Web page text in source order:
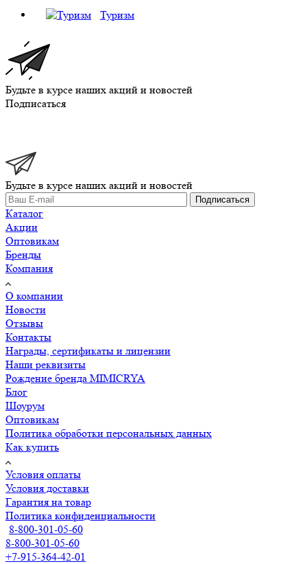
Туризм
Будьте в курсе наших акций и новостей
Подписаться
Будьте в курсе наших акций и новостей
Подписаться
Каталог
Акции
Оптовикам
Бренды
Компания
О компании
Новости
Отзывы
Контакты
Награды, сертификаты и лицензии
Наши реквизиты
Рождение бренда MIMICRYA
Блог
Шоурум
Оптовикам
Политика обработки персональных данных
Как купить
Условия оплаты
Условия доставки
Гарантия на товар
Политика конфиденциальности
8-800-301-05-60
8-800-301-05-60
+7-915-364-42-01